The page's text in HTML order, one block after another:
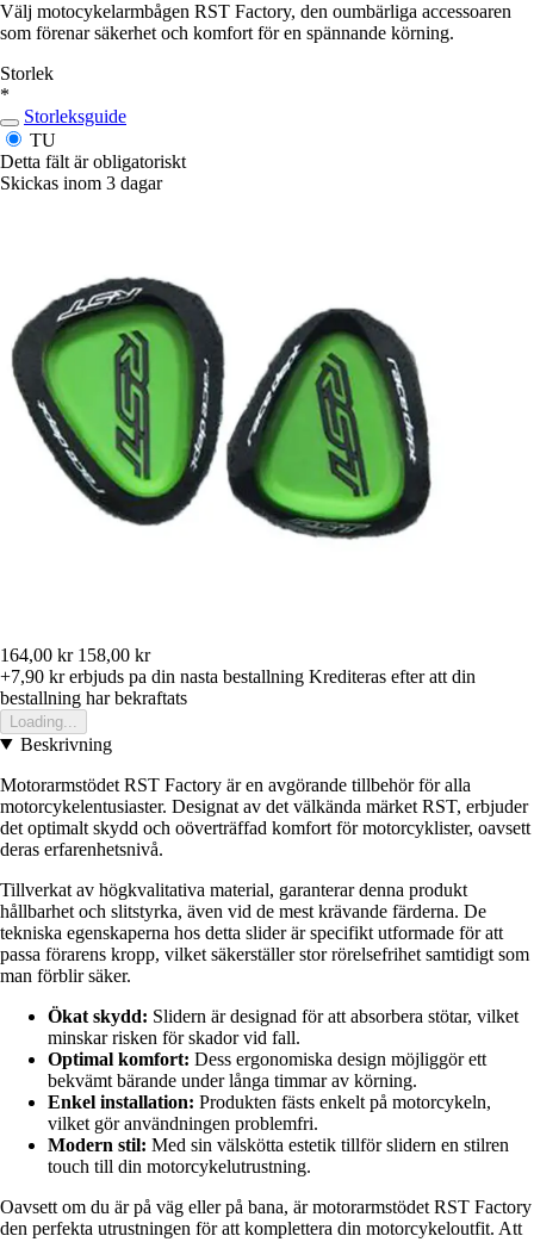
Välj motocykelarmbågen RST Factory, den oumbärliga accessoaren
som förenar säkerhet och komfort för en spännande körning.
Storlek
*
Storleksguide
TU
Detta fält är obligatoriskt
Skickas inom 3 dagar
164,00 kr 158,00 kr
+7,90 krerbjuds pa din nasta bestallning Krediteras efter att din
bestallning har bekraftats
Loading...
Beskrivning
Motorarmstödet RST Factory är en avgörande tillbehör för alla
motorcykelentusiaster. Designat av det välkända märket RST, erbjuder
det optimalt skydd och oöverträffad komfort för motorcyklister, oavsett
deras erfarenhetsnivå.
Tillverkat av högkvalitativa material, garanterar denna produkt
hållbarhet och slitstyrka, även vid de mest krävande färderna. De
tekniska egenskaperna hos detta slider är specifikt utformade för att
passa förarens kropp, vilket säkerställer stor rörelsefrihet samtidigt som
man förblir säker.
Ökat skydd: Slidern är designad för att absorbera stötar, vilket
minskar risken för skador vid fall.
Optimal komfort: Dess ergonomiska design möjliggör ett
bekvämt bärande under långa timmar av körning.
Enkel installation: Produkten fästs enkelt på motorcykeln,
vilket gör användningen problemfri.
Modern stil: Med sin välskötta estetik tillför slidern en stilren
touch till din motorcykelutrustning.
Oavsett om du är på väg eller på bana, är motorarmstödet RST Factory
den perfekta utrustningen för att komplettera din motorcykeloutfit. Att